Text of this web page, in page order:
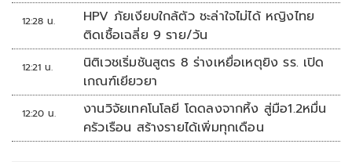
12:28 น.
HPV ภัยเงียบใกล้ตัว ชะล่าใจไม่ได้ หญิงไทย
ติดเชื้อเฉลี่ย 9 ราย/วัน
12:21 น.
นิติเวชเริ่มชันสูตร 8 ร่างเหยื่อเหตุยิง รร. เปิด
เกณฑ์เยียวยา
12:20 น.
งานวิจัยเทคโนโลยี โดดลงจากหิ้ง สู่มือ1.2หมื่น
ครัวเรือน สร้างรายได้เพิ่มทุกเดือน